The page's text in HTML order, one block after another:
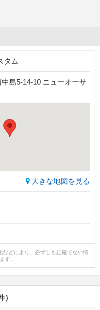
タム
島5-14-10 ニューオーサ
大きな地図を見る
どにより、必ずしも正確でない情
す。